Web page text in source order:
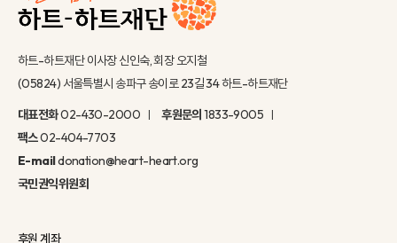
하트-하트재단 이사장 신인숙, 회장 오지철
(05824) 서울특별시 송파구 송이로 23길 34 하트-하트재단
대표전화02-430-2000 후원문의1833-9005
팩스02-404-7703
E-maildonation@heart-heart.org
국민권익위원회
후원 계좌